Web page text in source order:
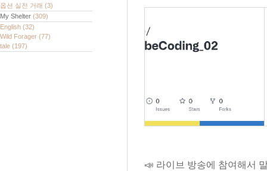
옵션 실전 거래 (3)
My Shelter (309)
English (32)
Wild Forager (77)
tale (197)
📣 라이브 방송에 참여해서